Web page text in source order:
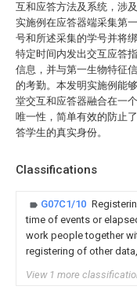
互和应答方法及系统，涉
实施例在应答器端采集第
号和所述采集的学号并将
特定时间内发出交互应答
信息，并与第一生物特征
的考勤。本发明实施例能
堂交互和应答器融合在一
唯一性，简单有效的防止
答学生的真实身份。
Classifications
G07C1/10
time of events or
work people together
registering of other
View 1 more